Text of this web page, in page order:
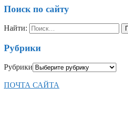
Поиск по сайту
Найти:
Рубрики
Рубрики
ПОЧТА САЙТА